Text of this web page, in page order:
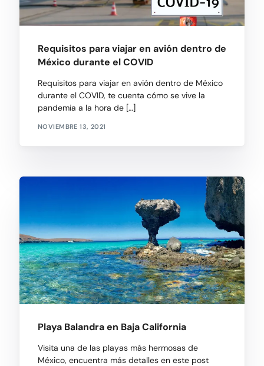
Requisitos para viajar en avión dentro de
México durante el COVID
Requisitos para viajar en avión dentro de México
durante el COVID, te cuenta cómo se vive la
pandemia a la hora de […]
NOVIEMBRE 13, 2021
Playa Balandra en Baja California
Visita una de las playas más hermosas de
México, encuentra más detalles en este post